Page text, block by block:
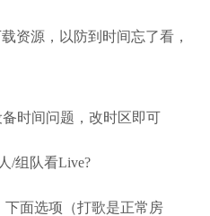
资源，以防到时间忘了看，
时间问题，改时区即可
/组队看Live?
面选项（打歌是正常房